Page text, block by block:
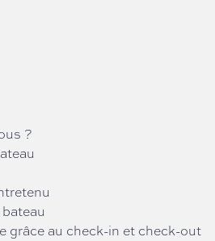
?
grâce au check-in et check-out